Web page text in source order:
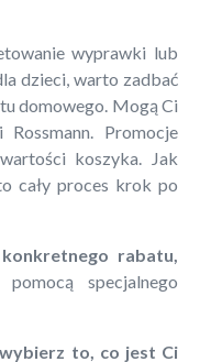
wyprawki lub
dzieci, warto zadbać
domowego. Mogą Ci
Promocje
koszyka. Jak
cały proces krok po
rabatu,
pomocą specjalnego
to, co jest Ci